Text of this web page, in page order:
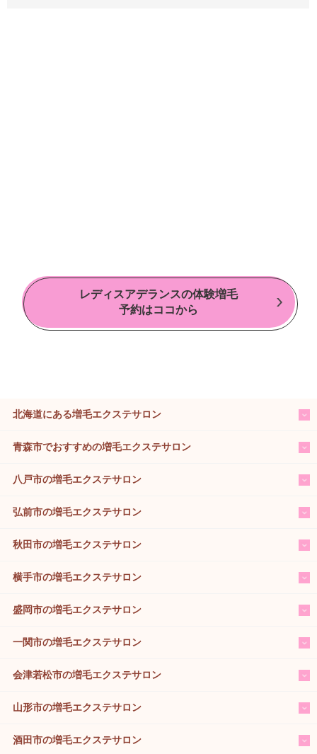
レディスアデランスの体験増毛
予約はココから
北海道にある増毛エクステサロン
青森市でおすすめの増毛エクステサロン
八戸市の増毛エクステサロン
弘前市の増毛エクステサロン
秋田市の増毛エクステサロン
横手市の増毛エクステサロン
盛岡市の増毛エクステサロン
一関市の増毛エクステサロン
会津若松市の増毛エクステサロン
山形市の増毛エクステサロン
酒田市の増毛エクステサロン